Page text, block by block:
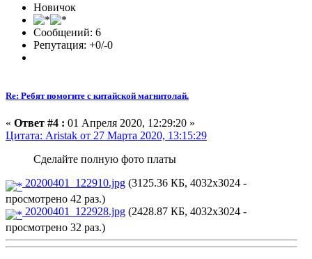
Новичок
Сообщений: 6
Репутация: +0/-0
Re: Ребят помогите с китайской магнитолай.
« Ответ #4 : 01 Апреля 2020, 12:29:20 »
Цитата: Aristak от 27 Марта 2020, 13:15:29
Сделайте полную фото платы
20200401_122910.jpg (3125.36 КБ, 4032x3024 -
просмотрено 42 раз.)
20200401_122928.jpg (2428.87 КБ, 4032x3024 -
просмотрено 32 раз.)